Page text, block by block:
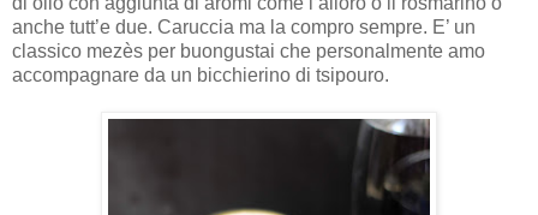
anche tutt’e due. Caruccia ma la compro sempre. E’ un
classico mezès per buongustai che personalmente amo
accompagnare da un bicchierino di tsipouro.